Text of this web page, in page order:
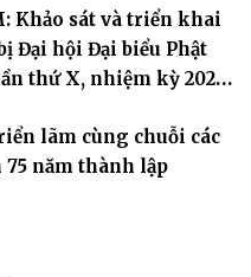
Khảo sát và triển khai
Đại hội Đại biểu Phật
thứ X, nhiệm kỳ 2026-
lãm cùng chuỗi các
năm thành lập